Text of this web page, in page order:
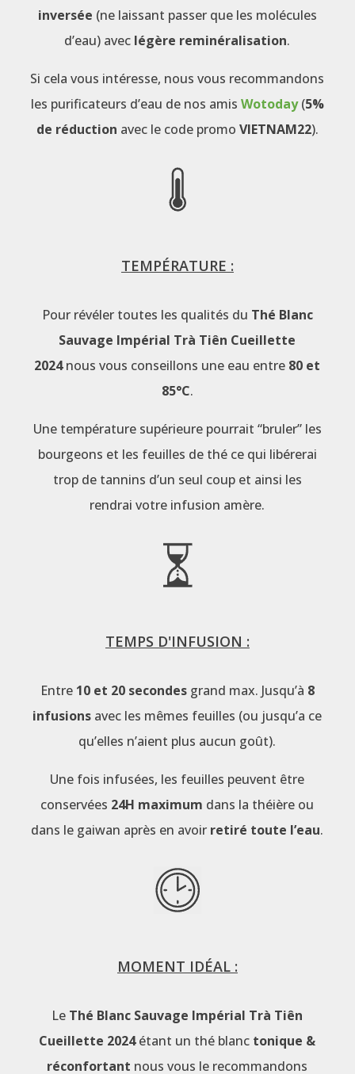
inversée (ne laissant passer que les molécules
d’eau) avec légère reminéralisation.
Si cela vous intéresse, nous vous recommandons
les purificateurs d’eau de nos amis Wotoday(5%
de réduction avec le code promo VIETNAM22).
TEMPÉRATURE :
Pour révéler toutes les qualités du Thé Blanc
Sauvage Impérial Trà Tiên Cueillette
2024nous vous conseillons une eau entre 80 et
85°C.
Une température supérieure pourrait “bruler” les
bourgeons et les feuilles de thé ce qui libérerai
trop de tannins d’un seul coup et ainsi les
rendrai votre infusion amère.
TEMPS D'INFUSION :
Entre 10 et 20 secondesgrand max. Jusqu’à 8
infusions avec les mêmes feuilles (ou jusqu’a ce
qu’elles n’aient plus aucun goût).
Une fois infusées, les feuilles peuvent être
conservées 24H maximum dans la théière ou
dans le gaiwan après en avoir retiré toute l’eau.
MOMENT IDÉAL :
Le Thé Blanc Sauvage Impérial Trà Tiên
Cueillette 2024étant un thé blanc tonique &
réconfortant nous vous le recommandons